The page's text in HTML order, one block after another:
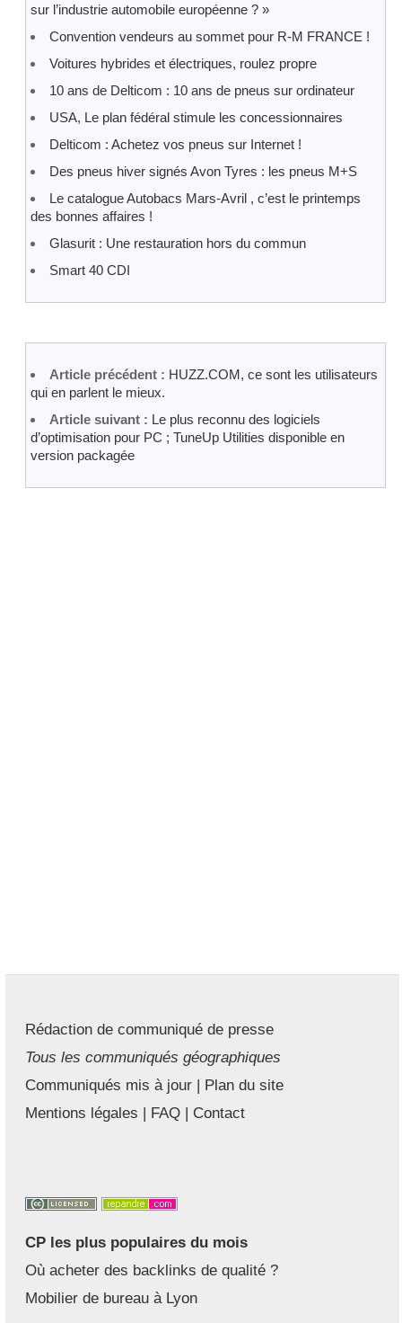
sur l’industrie automobile européenne ? »
Convention vendeurs au sommet pour R-M FRANCE !
Voitures hybrides et électriques, roulez propre
10 ans de Delticom : 10 ans de pneus sur ordinateur
USA, Le plan fédéral stimule les concessionnaires
Delticom : Achetez vos pneus sur Internet !
Des pneus hiver signés Avon Tyres : les pneus M+S
Le catalogue Autobacs Mars-Avril , c’est le printemps
des bonnes affaires !
Glasurit : Une restauration hors du commun
Smart 40 CDI
Article précédent : HUZZ.COM, ce sont les utilisateurs
qui en parlent le mieux.
Article suivant : Le plus reconnu des logiciels
d’optimisation pour PC ; TuneUp Utilities disponible en
version packagée
Rédaction de communiqué de presse
Tous les communiqués géographiques
Communiqués mis à jour | Plan du site
Mentions légales | FAQ | Contact
CP les plus populaires du mois
Où acheter des backlinks de qualité ?
Mobilier de bureau à Lyon